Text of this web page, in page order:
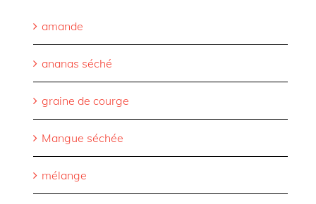
amande
ananas séché
graine de courge
Mangue séchée
mélange